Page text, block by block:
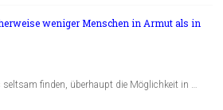
weniger Menschen in Armut als in
seltsam finden, überhaupt die Möglichkeit in …